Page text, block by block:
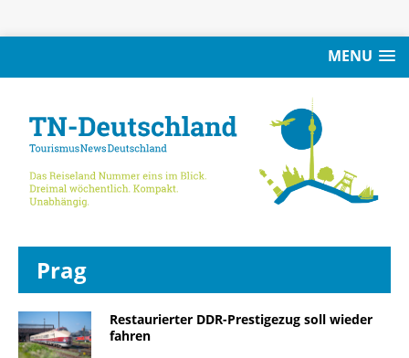
MENU
Prag
Restaurierter DDR-Prestigezug soll wieder
fahren